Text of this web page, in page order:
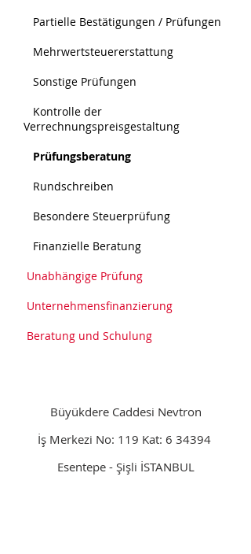
Partielle Bestätigungen / Prüfungen
Mehrwertsteuererstattung
Sonstige Prüfungen
Kontrolle der
Verrechnungspreisgestaltung
Prüfungsberatung
Rundschreiben
Besondere Steuerprüfung
Finanzielle Beratung
Unabhängige Prüfung
Unternehmensfinanzierung
Beratung und Schulung
Büyükdere Caddesi Nevtron
İş Merkezi No: 119 Kat: 6 34394
Esentepe - Şişli İSTANBUL